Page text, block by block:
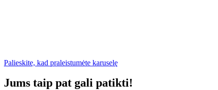
Palieskite, kad praleistumėte karuselę
Jums taip pat gali patikti!